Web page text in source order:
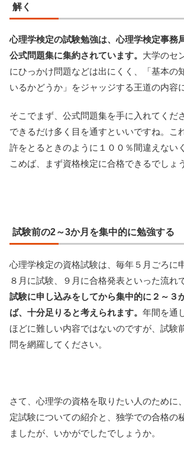
解く
心理学検定の試験勉強は、心理学検定事務
公式問題集に集約されています。 大学のセ
にひっかけ問題などは出にくく、「基本の
いるかどうか」をジャッジする王道の内容
そこでまず、公式問題集を手に入れてくだ
できるだけ多く目を通すといいですね。こ
許をとるときのように１００％間違えない
こめば、まず資格検定に合格できるでしょう
試験前の2～3か月を集中的に勉強する
心理学検定の資格試験は、毎年５月ごろに
８月に試験、９月に合格発表といった流れ
試験に申し込みをしてから集中的に２～３
ば、十分足りると考えられます。 年間を通
ほどに難しい内容ではないのですが、試験
問を網羅してください。
さて、心理学の資格を取りたい人のために
定試験についての紹介と、独学での合格の
ましたが、いかがでしたでしょうか。